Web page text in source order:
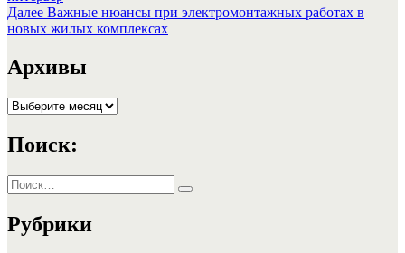
по
записям
Далее Следующая
запись:
Важные нюансы при электромонтажных работах в
новых жилых комплексах
Архивы
Архивы
Поиск:
Искать:
Поиск
Рубрики